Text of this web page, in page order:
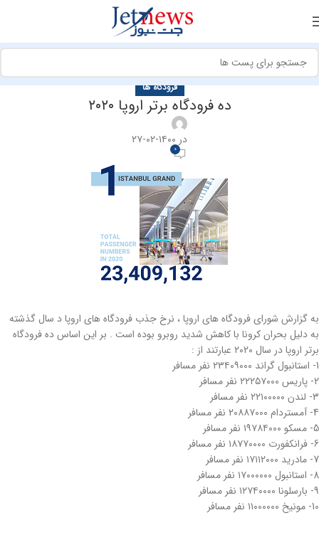
فرودگاه ها
ده فرودگاه برتر اروپا ۲۰۲۰
در ۱۴۰۰-۰۲-۲۷
0
به گزارش شورای فرودگاه های اروپا ، نرخ جذب فرودگاه های اروپا د سال گذشته
به دلیل بحران کرونا با کاهش شدید روبرو بوده است . بر این اساس ده فرودگاه
برتر اروپا در سال ۲۰۲۰ عبارتند از :
1- استانبول گراند ۲۳۴۰۹۰۰۰ نفر مسافر
2- پاریس ۲۲۲۵۷۰۰۰ نفر مسافر
3- لندن ۲۲۱۰۰۰۰۰ نفر مسافر
4- آمستردام ۲۰۸۸۷۰۰۰ نفر مسافر
5- مسکو ۱۹۷۸۴۰۰۰ نفر مسافر
6- فرانکفورت ۱۸۷۷۰۰۰۰ نفر مسافر
7- مادرید ۱۷۱۱۲۰۰۰ نفر مسافر
8- استانبول ۱۷۰۰۰۰۰۰ نفر مسافر
9- بارسلونا ۱۲۷۴۰۰۰۰ نفر مسافر
10- مونیخ ۱۱۰۰۰۰۰۰ نفر مسافر